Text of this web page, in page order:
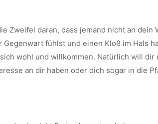
Zweifel daran, dass jemand nicht an
fühlst und einen Kloß im Hals
wohl und willkommen. Natürlich will
an dir haben oder dich sogar in die